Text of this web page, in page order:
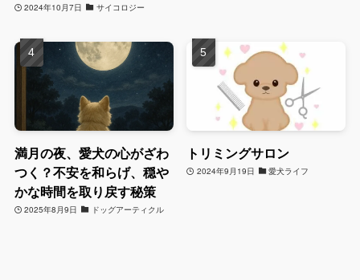
2024年10月7日 サイコロジー
満月の夜、愛犬の心がざわ
つく？不安を和らげ、穏や
かな時間を取り戻す秘策
2025年8月9日 ドッグアーティクル
トリミングサロン
2024年9月19日 愛犬ライフ